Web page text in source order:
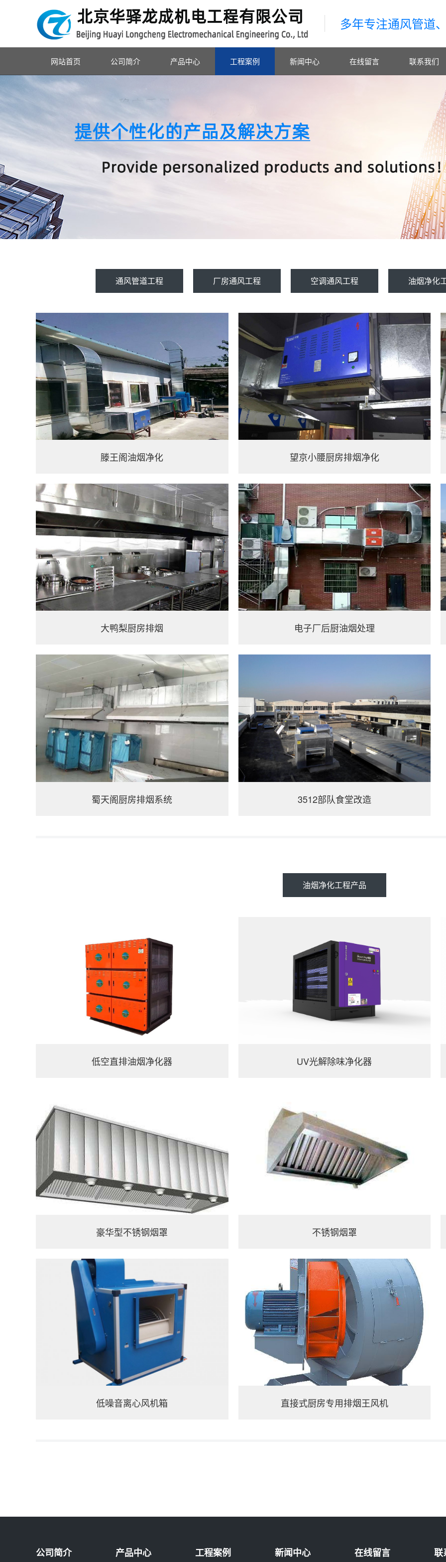
多年专注通风管道
网站首页 公司简介 产品中心 工程案例 新闻中心 在线留言 联系我们
通风管道工程 厂房通风工程 空调通风工程 油烟净化
滕王阁油烟净化 望京小腰厨房排烟净化
大鸭梨厨房排烟 电子厂后厨油烟处理
蜀天阁厨房排烟系统 3512部队食堂改造
油烟净化工程产品
低空直排油烟净化器 UV光解除味净化器
豪华型不锈钢烟罩 不锈钢烟罩
低噪音离心风机箱 直接式厨房专用排烟王风机
公司简介 产品中心 工程案例 新闻中心 在线留言 联